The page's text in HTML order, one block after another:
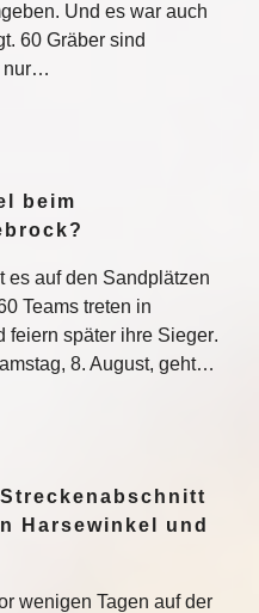
Und es war auch
60 Gräber sind
nur…
beim
es auf den Sandplätzen
Teams treten in
feiern später ihre Sieger.
8. August, geht…
Harsewinkel und
wenigen Tagen auf der